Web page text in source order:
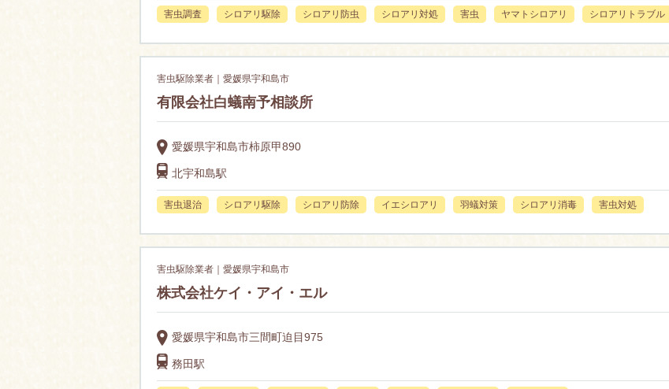
害虫調査 シロアリ駆除 シロアリ防虫 シロアリ対処 害虫 ヤマトシロアリ シロアリトラブル
害虫駆除業者｜愛媛県宇和島市
有限会社白蟻南予相談所
愛媛県宇和島市柿原甲890
北宇和島駅
害虫退治 シロアリ駆除 シロアリ防除 イエシロアリ 羽蟻対策 シロアリ消毒 害虫対処
害虫駆除業者｜愛媛県宇和島市
株式会社ケイ・アイ・エル
愛媛県宇和島市三間町迫目975
務田駅